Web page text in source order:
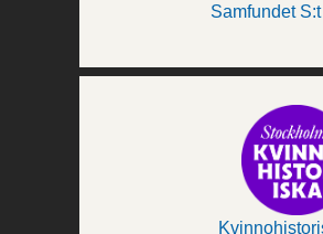
Samfundet